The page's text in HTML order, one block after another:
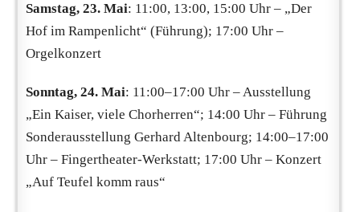
Samstag, 23. Mai: 11:00, 13:00, 15:00 Uhr – „Der
Hof im Rampenlicht“ (Führung); 17:00 Uhr –
Orgelkonzert
Sonntag, 24. Mai: 11:00–17:00 Uhr – Ausstellung
„Ein Kaiser, viele Chorherren“; 14:00 Uhr – Führung
Sonderausstellung Gerhard Altenbourg; 14:00–17:00
Uhr – Fingertheater-Werkstatt; 17:00 Uhr – Konzert
„Auf Teufel komm raus“